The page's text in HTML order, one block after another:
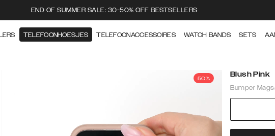
END OF SUMMER SALE: 30-50% OFF BESTSELLERS
TELEFOONHOESJES TELEFOONACCESSOIRES WATCH BANDS SETS
50% Blush Pink
Bumper